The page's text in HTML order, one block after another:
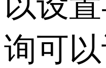
询可